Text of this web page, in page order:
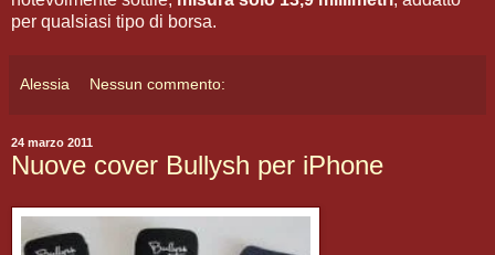
per qualsiasi tipo di borsa.
Alessia Nessun commento:
24 marzo 2011
Nuove cover Bullysh per iPhone